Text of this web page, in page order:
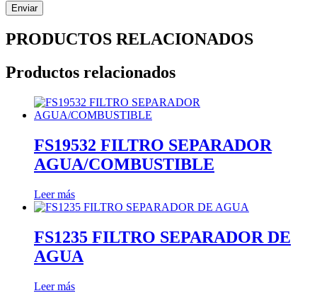
PRODUCTOS RELACIONADOS
Productos relacionados
FS19532 FILTRO SEPARADOR
AGUA/COMBUSTIBLE
Leer más
FS1235 FILTRO SEPARADOR DE
AGUA
Leer más